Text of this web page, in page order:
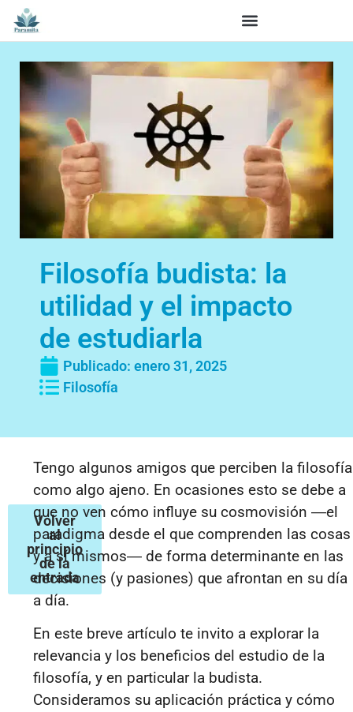
Filosofía budista: la
utilidad y el impacto
de estudiarla
Publicado: enero 31, 2025
Filosofía
Volver
al
principio
de la
entrada
Tengo algunos amigos que perciben la filosofía
como algo ajeno. En ocasiones esto se debe a
que no ven cómo influye su cosmovisión ―el
paradigma desde el que comprenden las cosas
y a sí mismos― de forma determinante en las
decisiones (y pasiones) que afrontan en su día
a día.
En este breve artículo te invito a explorar la
relevancia y los beneficios del estudio de la
filosofía, y en particular la budista.
Consideramos su aplicación práctica y cómo